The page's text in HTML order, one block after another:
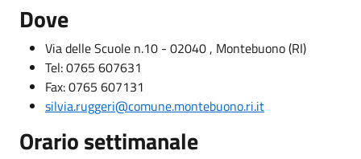
Dove
Via delle Scuole n.10 - 02040 , Montebuono (RI)
Tel: 0765 607631
Fax: 0765 607131
silvia.ruggeri@comune.montebuono.ri.it
Orario settimanale